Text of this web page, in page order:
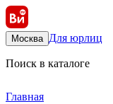
Москва Для юрлиц
Поиск в каталоге
Главная